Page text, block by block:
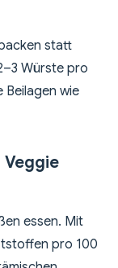
statt
Würste pro
Beilagen wie
Veggie
essen. Mit
pro 100